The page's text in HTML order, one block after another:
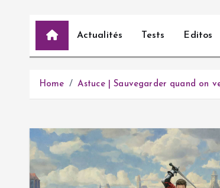
Actualités Tests Editos
Home Astuce | Sauvegarder quand on